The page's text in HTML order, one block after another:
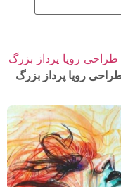
طراحی رویا پرداز بزرگ